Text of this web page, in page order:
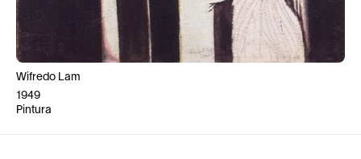
Wifredo Lam
1949
Pintura